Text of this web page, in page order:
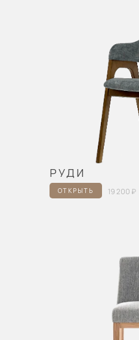
РУДИ
ОТКРЫТЬ 19 200 ₽